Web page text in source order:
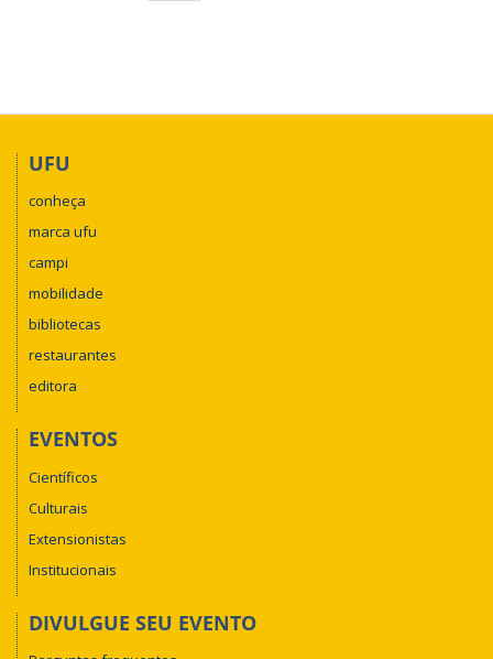
UFU
conheça
marca ufu
campi
mobilidade
bibliotecas
restaurantes
editora
EVENTOS
Científicos
Culturais
Extensionistas
Institucionais
DIVULGUE SEU EVENTO